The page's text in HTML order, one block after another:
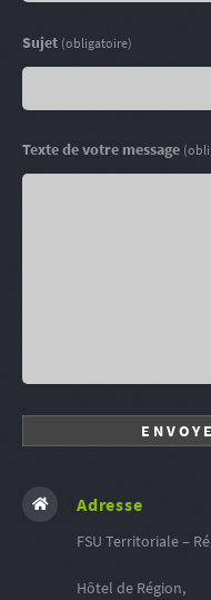
Sujet (obligatoire)
Texte de votre message
Adresse
FSU Territoriale –
Hôtel de Région,